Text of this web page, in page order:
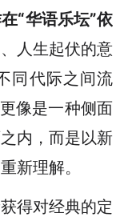
“华语乐坛”依
人生起伏的意
同代际之间流
像是一种侧面
内，而是以新
新理解。
得对经典的定